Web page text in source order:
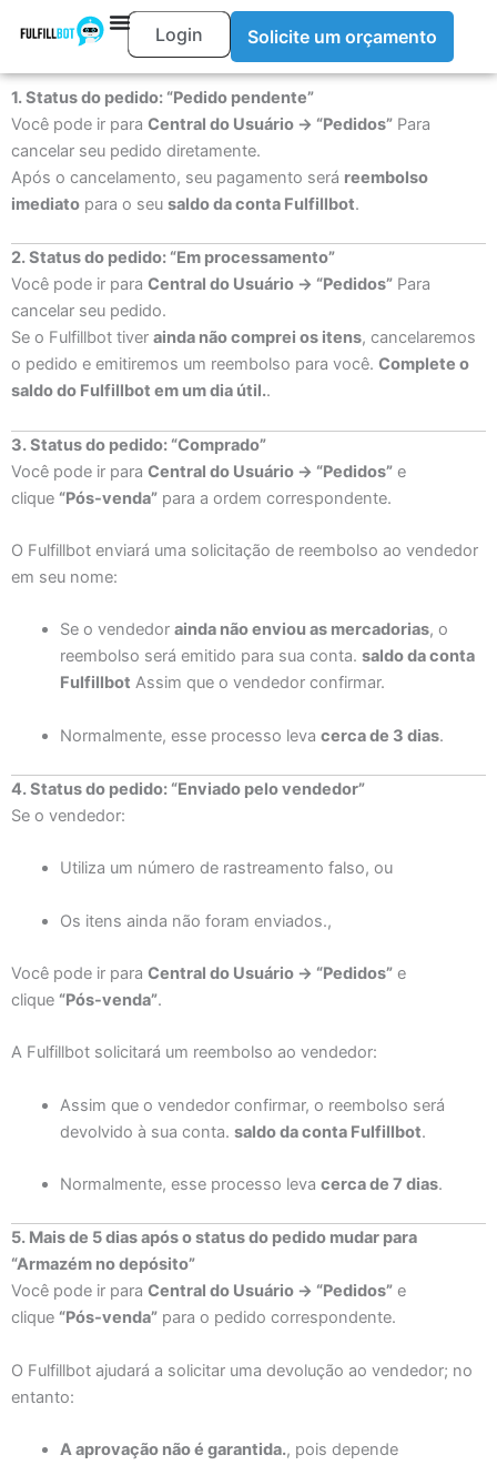
para
conteúdo
Login Solicite um orçamento
1. Status do pedido: “Pedido pendente”
Você pode ir para Central do Usuário → “Pedidos” Para
cancelar seu pedido diretamente.
Após o cancelamento, seu pagamento será reembolso
imediato para o seu saldo da conta Fulfillbot.
2. Status do pedido: “Em processamento”
Você pode ir para Central do Usuário → “Pedidos” Para
cancelar seu pedido.
Se o Fulfillbot tiver ainda não comprei os itens, cancelaremos
o pedido e emitiremos um reembolso para você. Complete o
saldo do Fulfillbot em um dia útil..
3. Status do pedido: “Comprado”
Você pode ir para Central do Usuário → “Pedidos” e
clique “Pós-venda” para a ordem correspondente.
O Fulfillbot enviará uma solicitação de reembolso ao vendedor
em seu nome:
Se o vendedor ainda não enviou as mercadorias, o
reembolso será emitido para sua conta. saldo da conta
Fulfillbot Assim que o vendedor confirmar.
Normalmente, esse processo leva cerca de 3 dias.
4. Status do pedido: “Enviado pelo vendedor”
Se o vendedor:
Utiliza um número de rastreamento falso, ou
Os itens ainda não foram enviados.,
Você pode ir para Central do Usuário → “Pedidos” e
clique “Pós-venda”.
A Fulfillbot solicitará um reembolso ao vendedor:
Assim que o vendedor confirmar, o reembolso será
devolvido à sua conta. saldo da conta Fulfillbot.
Normalmente, esse processo leva cerca de 7 dias.
5. Mais de 5 dias após o status do pedido mudar para
“Armazém no depósito”
Você pode ir para Central do Usuário → “Pedidos” e
clique “Pós-venda” para o pedido correspondente.
O Fulfillbot ajudará a solicitar uma devolução ao vendedor; no
entanto:
A aprovação não é garantida., pois depende